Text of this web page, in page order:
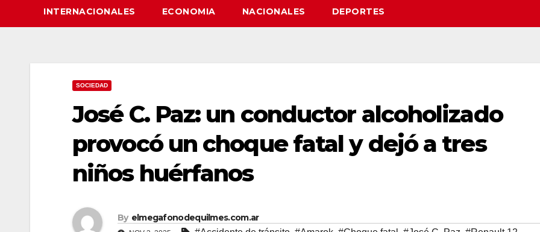
INTERNACIONALES ECONOMIA NACIONALES DEPORTES
SOCIEDAD
José C. Paz: un conductor alcoholizado
provocó un choque fatal y dejó a tres
niños huérfanos
By elmegafonodequilmes.com.ar